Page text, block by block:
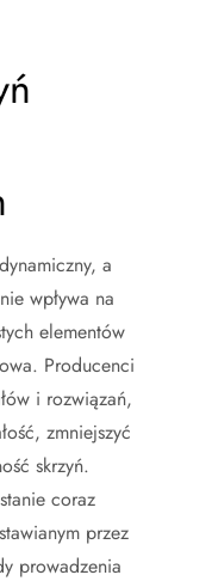
a
wpływa na
elementów
Producenci
i rozwiązań,
zmniejszyć
skrzyń.
coraz
przez
prowadzenia